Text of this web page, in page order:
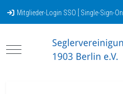
Mitglieder-Login SSO [ Single-Sign-On ]
Mobile Menu Toggle